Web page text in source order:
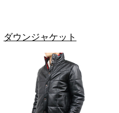
ダウンジャケット